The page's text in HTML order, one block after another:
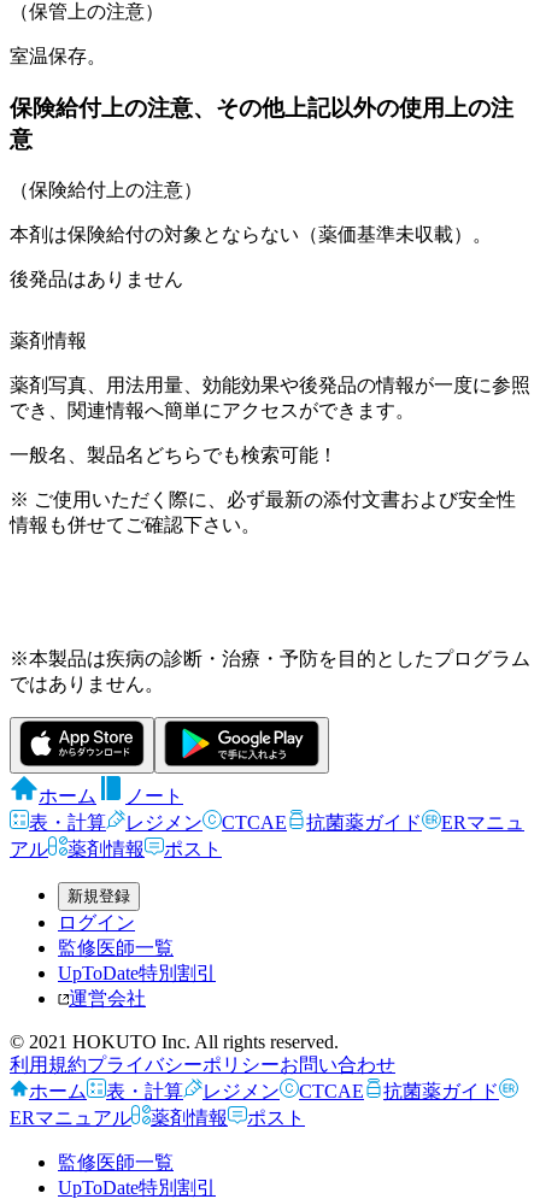
（保管上の注意）
室温保存。
保険給付上の注意、その他上記以外の使用上の注
意
（保険給付上の注意）
本剤は保険給付の対象とならない（薬価基準未収載）。
後発品はありません
薬剤情報
薬剤写真、用法用量、効能効果や後発品の情報が一度に参照
でき、関連情報へ簡単にアクセスができます。
一般名、製品名どちらでも検索可能！
※ ご使用いただく際に、必ず最新の添付文書および安全性
情報も併せてご確認下さい。
※本製品は疾病の診断・治療・予防を目的としたプログラム
ではありません。
ホーム
ノート
表・計算
レジメン CTCAE 抗菌薬ガイド
ERマニュ
アル
薬剤情報 ポスト
新規登録
ログイン
監修医師一覧
UpToDate特別割引
運営会社
© 2021 HOKUTO Inc. All rights reserved.
利用規約プライバシーポリシーお問い合わせ
ホーム
表・計算 レジメン CTCAE
抗菌薬ガイド
ERマニュアル
薬剤情報 ポスト
監修医師一覧
UpToDate特別割引